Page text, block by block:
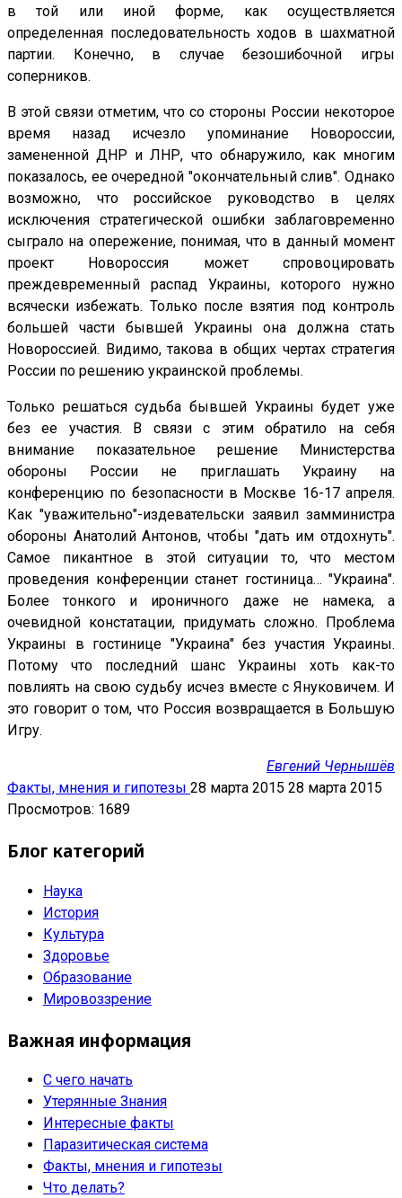
в той или иной форме, как осуществляется
определенная последовательность ходов в шахматной
партии. Конечно, в случае безошибочной игры
соперников.
В этой связи отметим, что со стороны России некоторое
время назад исчезло упоминание Новороссии,
замененной ДНР и ЛНР, что обнаружило, как многим
показалось, ее очередной "окончательный слив". Однако
возможно, что российское руководство в целях
исключения стратегической ошибки заблаговременно
сыграло на опережение, понимая, что в данный момент
проект Новороссия может спровоцировать
преждевременный распад Украины, которого нужно
всячески избежать. Только после взятия под контроль
большей части бывшей Украины она должна стать
Новороссией. Видимо, такова в общих чертах стратегия
России по решению украинской проблемы.
Только решаться судьба бывшей Украины будет уже
без ее участия. В связи с этим обратило на себя
внимание показательное решение Министерства
обороны России не приглашать Украину на
конференцию по безопасности в Москве 16-17 апреля.
Как "уважительно"-издевательски заявил замминистра
обороны Анатолий Антонов, чтобы "дать им отдохнуть".
Самое пикантное в этой ситуации то, что местом
проведения конференции станет гостиница… "Украина".
Более тонкого и ироничного даже не намека, а
очевидной констатации, придумать сложно. Проблема
Украины в гостинице "Украина" без участия Украины.
Потому что последний шанс Украины хоть как-то
повлиять на свою судьбу исчез вместе с Януковичем. И
это говорит о том, что Россия возвращается в Большую
Игру.
Евгений Чернышёв
Факты, мнения и гипотезы 28 марта 2015 28 марта 2015
Просмотров: 1689
Блог категорий
Наука
История
Культура
Здоровье
Образование
Мировоззрение
Важная информация
С чего начать
Утерянные Знания
Интересные факты
Паразитическая система
Факты, мнения и гипотезы
Что делать?